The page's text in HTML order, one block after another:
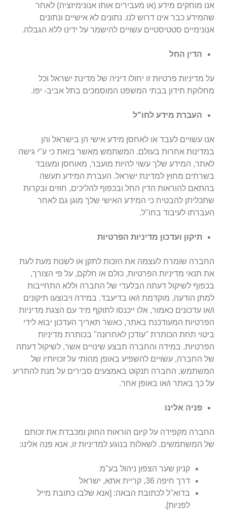
אנו מוחקים מידע (או מעבירים אותו אנונימיזציה) לאחר
שהמידע כבר אינו דרוש לנו. נתונים לא אישיים ונתונים
אנונימיים סטטיסטיים עשויים להישמר על ידינו ללא הגבלה.
הדין החל
על מדיניות פרטיות זו יחולו דיניה של מדינת ישראל וכל
מחלוקת תידון בבתי המשפט המוסמכים בתל אביב- יפו.
העברת מידע לחו"ל
אנו עשויים לעבד או לאחסן מידע אישי הן בישראל והן
במדינות אחרות בעולם. המשתמש מאשר בזאת כי ע"י גישה
לאתר, המידע שלך עשוי להיות מועבר, מאוחסן ומעובד
בשרתים מחוץ למדינת ישראל. העברת המידע תעשה
בהתאם להוראות הדין החל ובכפוף להליכים, חוזים ובקרות
שתכליתן להבטיח כי המידע האישי שלך מוגן גם לאחר
העברתו לעיבוד בחו"ל.
תיקון ועדכון מדיניות הפרטיות
החברה שומרת לעצמה את הזכות לתקן או לשנות מעת לעת
את תנאי מדיניות הפרטיות, כולם או חלקם, על פי הצורך,
בכפוף לשיקול דעתה הבלעדי של החברה וללא התחייבות
למתן הודעה, מוקדמת ו/או בדיעבד. במידה ויבוצעו תיקונים
ו/או עדכונים כאמור, אלו ייכנסו לתוקף מיד עם הצגת מדיניות
הפרטיות המעודכנת באתר, כאשר תאריך העדכון יבוא לידי
ביטוי תחת הכותרת "עודכן לאחרונה" בכותרת מדיניות
הפרטיות. במידה והחברה תבצע שינויים אשר, לשיקול דעתה
של החברה, עשויים להשפיע באופן מהותי על זכויותיו של
המשתמש, החברה תנקוט באמצעים סבירים על מנת להתריע
על כך באתר ו/או באופן אחר.
פניה אלינו
החברה מקפידה על קיום הוראות החוק ומכבדת את זכותם
של המשתמשים. לשאלות בנוגע למדיניות זו, אנא פנה אלינו:
קניון שער הצפון ניהול בע"מ
דרך חיפה 36, קריית אתא, ישראל
בדוא"ל לכתובת הבאה: [אנא שלבו כתובת מייל
לפניות].